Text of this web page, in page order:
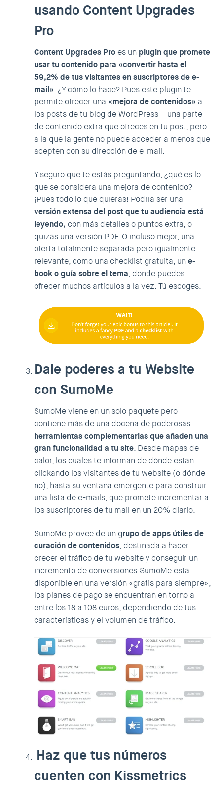
usando Content Upgrades
Pro
Content Upgrades Pro es un plugin que promete
usar tu contenido para «convertir hasta el
59,2% de tus visitantes en suscriptores de e-
mail». ¿Y cómo lo hace? Pues este plugin te
permite ofrecer una «mejora de contenidos» a
los posts de tu blog de WordPress – una parte
de contenido extra que ofreces en tu post, pero
a la que la gente no puede acceder a menos que
acepten con su dirección de e-mail.
Y seguro que te estás preguntando, ¿qué es lo
que se considera una mejora de contenido?
¡Pues todo lo que quieras! Podría ser una
versión extensa del post que tu audiencia está
leyendo, con más detalles o puntos extra, o
quizás una versión PDF. O incluso mejor, una
oferta totalmente separada pero igualmente
relevante, como una checklist gratuita, un e-
book o guía sobre el tema, donde puedes
ofrecer muchos artículos a la vez. Tú escoges.
Dale poderes a tu Website
con SumoMe
SumoMeviene en un solo paquete pero
contiene más de una docena de poderosas
herramientas complementarias que añaden una
gran funcionalidad a tu site. Desde mapas de
calor, los cuales te informan de dónde están
clickando los visitantes de tu website (o dónde
no), hasta su ventana emergente para construir
una lista de e-mails, que promete incrementar a
los suscriptores de tu mail en un 20% diario.
SumoMe provee de un grupo de apps útiles de
curación de contenidos, destinada a hacer
crecer el tráfico de tu website y conseguir un
incremento de conversiones.SumoMe está
disponible en una versión «gratis para siempre»,
los planes de pago se encuentran en torno a
entre los 18 a 108 euros, dependiendo de tus
características y el volumen de tráfico.
Haz que tus números
cuenten con Kissmetrics